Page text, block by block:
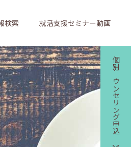
検索 就活支援セミナー動画
個別カウンセリング申込